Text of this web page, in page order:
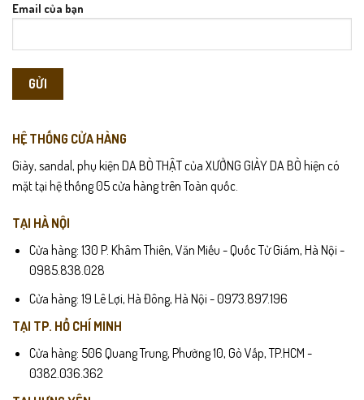
Email của bạn
HỆ THỐNG CỬA HÀNG
Giày, sandal, phụ kiện DA BÒ THẬT của XƯỞNG GIÀY DA BÒ hiện có
mặt tại hệ thống 05 cửa hàng trên Toàn quốc.
TẠI HÀ NỘI
Cửa hàng: 130 P. Khâm Thiên, Văn Miếu - Quốc Tử Giám, Hà Nội -
0985.838.028
Cửa hàng: 19 Lê Lợi, Hà Đông, Hà Nội - 0973.897.196
TẠI TP. HỒ CHÍ MINH
Cửa hàng: 506 Quang Trung, Phường 10, Gò Vấp, TP.HCM -
0382.036.362